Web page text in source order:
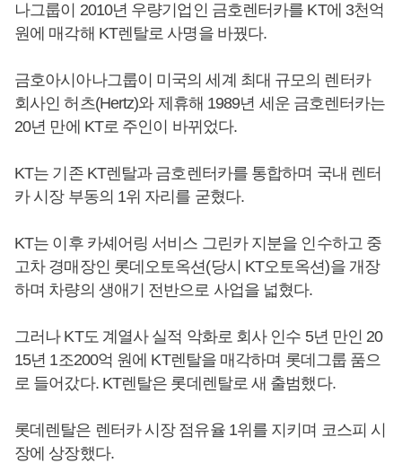
나그룹이 2010년 우량기업인 금호렌터카를 KT에 3천억
원에 매각해 KT렌탈로 사명을 바꿨다.
금호아시아나그룹이 미국의 세계 최대 규모의 렌터카
회사인 허츠(Hertz)와 제휴해 1989년 세운 금호렌터카는
20년 만에 KT로 주인이 바뀌었다.
KT는 기존 KT렌탈과 금호렌터카를 통합하며 국내 렌터
카 시장 부동의 1위 자리를 굳혔다.
KT는 이후 카셰어링 서비스 그린카 지분을 인수하고 중
고차 경매장인 롯데오토옥션(당시 KT오토옥션)을 개장
하며 차량의 생애기 전반으로 사업을 넓혔다.
그러나 KT도 계열사 실적 악화로 회사 인수 5년 만인 20
15년 1조200억 원에 KT렌탈을 매각하며 롯데그룹 품으
로 들어갔다. KT렌탈은 롯데렌탈로 새 출범했다.
롯데렌탈은 렌터카 시장 점유율 1위를 지키며 코스피 시
장에 상장했다.